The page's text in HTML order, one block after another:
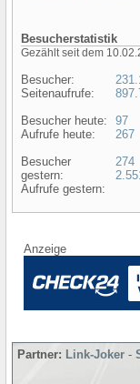
Besucherstatistik
Gezählt seit dem
Besucher:
Seitenaufrufe:
Besucher heute:
Aufrufe heute:
Besucher
gestern:
Aufrufe gestern:
97
267
274
Anzeige
Partner: Link-Joker -